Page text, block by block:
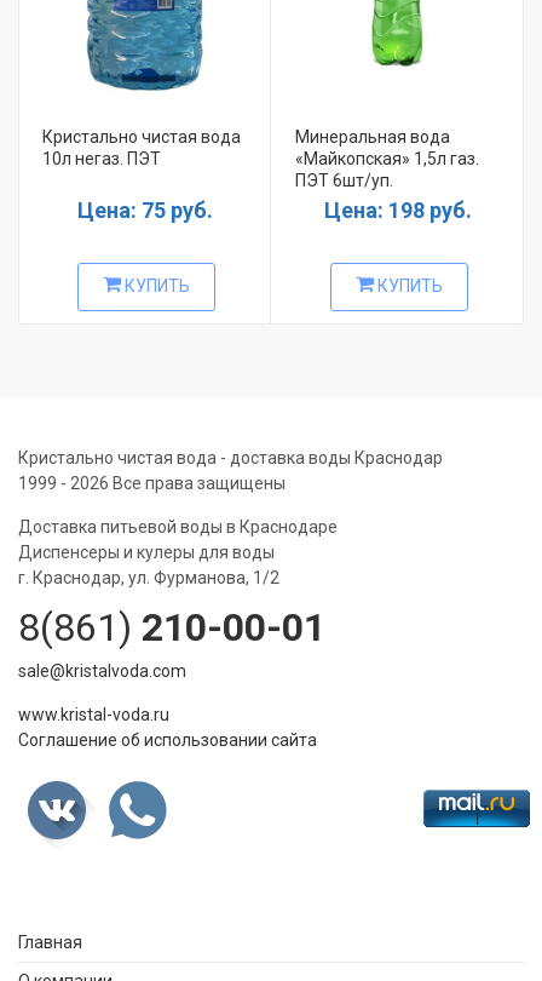
Кристально чистая вода
10л негаз. ПЭТ
Цена: 75 руб.
КУПИТЬ
Минеральная вода
«Майкопская» 1,5л газ.
ПЭТ 6шт/уп.
Цена: 198 руб.
КУПИТЬ
Кристально чистая вода - доставка воды Краснодар
1999 - 2026 Все права защищены
Доставка питьевой воды в Краснодаре
Диспенсеры и кулеры для воды
г. Краснодар, ул. Фурманова, 1/2
8(861) 210-00-01
sale@kristalvoda.com
www.kristal-voda.ru
Соглашение об использовании сайта
Главная